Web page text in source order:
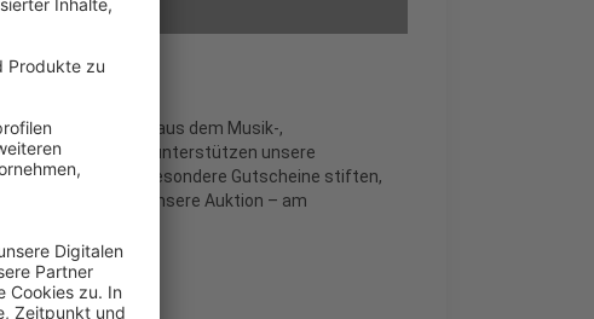
und viele Promis aus dem Musik-,
Sie alle unterstützen unsere
signieren oder besondere Gutscheine stiften,
einfach mal in unsere Auktion – am